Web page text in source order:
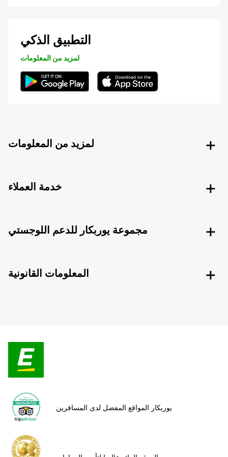
التطبيق الذكي
لمزيد من المعلومات
لمزيد من المعلومات
خدمة العملاء
مجموعة يوربكار للدعم اللوجستي
المعلومات القانونية
يوربكار المواقع المفضل لدى المسافرين